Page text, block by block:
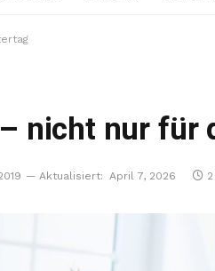
nicht nur für
Aktualisiert: April 7, 2026